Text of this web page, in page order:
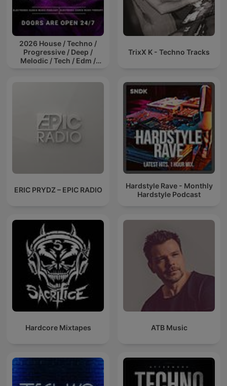
2026 House / Techno /
Progressive / Deep /
Melodic / Tech / Edm /
TrixX K - Techno Tracks
ERIC PRYDZ – EPIC RADIO
Hardstyle Rave - Monthly
Hardstyle Podcast
Hardcore Mixtapes ATB Music